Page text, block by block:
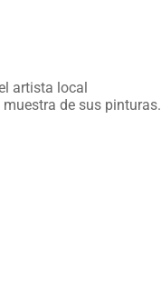
artista local
de sus pinturas.